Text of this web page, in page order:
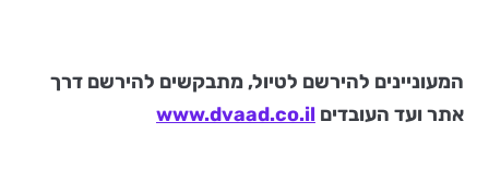
המעוניינים להירשם לטיול, מתבקשים להירשם דרך
אתר ועד העובדים www.dvaad.co.il